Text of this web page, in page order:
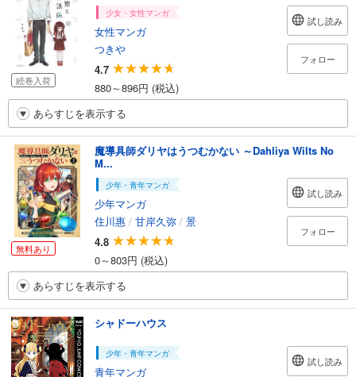
続巻入荷
少女・女性マンガ
女性マンガ
つきや
4.7
880～896円 (税込)
試し読み
フォロー
あらすじを表示する
無料あり
魔導具師ダリヤはうつむかない ～Dahliya Wilts No
M...
少年・青年マンガ
少年マンガ
住川惠 / 甘岸久弥 / 景
4.8
0～803円 (税込)
試し読み
フォロー
あらすじを表示する
シャドーハウス
少年・青年マンガ
青年マンガ
試し読み